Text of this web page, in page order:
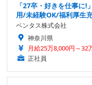
「27卒・好きを仕事に
用/未経験OK/福利厚生
ベンタス株式会社
神奈川県
月給25万8,000円～32
正社員